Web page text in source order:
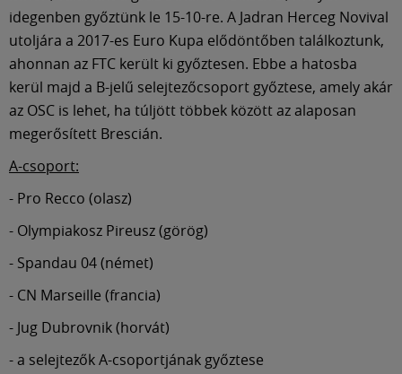
idegenben győztünk le 15-10-re. A Jadran Herceg Novival
utoljára a 2017-es Euro Kupa elődöntőben találkoztunk,
ahonnan az FTC került ki győztesen. Ebbe a hatosba
kerül majd a B-jelű selejtezőcsoport győztese, amely akár
az OSC is lehet, ha túljött többek között az alaposan
megerősített Brescián.
A-csoport:
- Pro Recco (olasz)
- Olympiakosz Pireusz (görög)
- Spandau 04 (német)
- CN Marseille (francia)
- Jug Dubrovnik (horvát)
- a selejtezők A-csoportjának győztese